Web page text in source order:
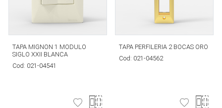
TAPA MIGNON 1 MODULO
SIGLO XXII BLANCA
Cod: 021-04541
TAPA PERFILERIA 2 BOCAS ORO
Cod: 021-04562